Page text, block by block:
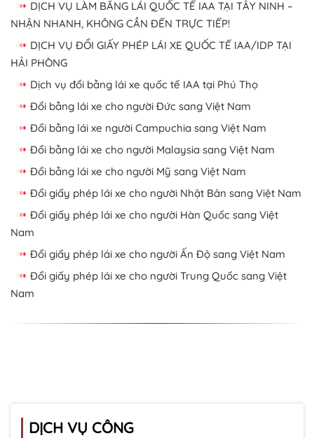
DỊCH VỤ LÀM BẰNG LÁI QUỐC TẾ IAA TẠI TÂY NINH –
NHẬN NHANH, KHÔNG CẦN ĐẾN TRỰC TIẾP!
DỊCH VỤ ĐỔI GIẤY PHÉP LÁI XE QUỐC TẾ IAA/IDP TẠI
HẢI PHÒNG
Dịch vụ đổi bằng lái xe quốc tế IAA tại Phú Thọ
Đổi bằng lái xe cho người Đức sang Việt Nam
Đổi bằng lái xe người Campuchia sang Việt Nam
Đổi bằng lái xe cho người Malaysia sang Việt Nam
Đổi bằng lái xe cho người Mỹ sang Việt Nam
Đổi giấy phép lái xe cho người Nhật Bản sang Việt Nam
Đổi giấy phép lái xe cho người Hàn Quốc sang Việt
Nam
Đổi giấy phép lái xe cho người Ấn Độ sang Việt Nam
Đổi giấy phép lái xe cho người Trung Quốc sang Việt
Nam
DỊCH VỤ CÔNG